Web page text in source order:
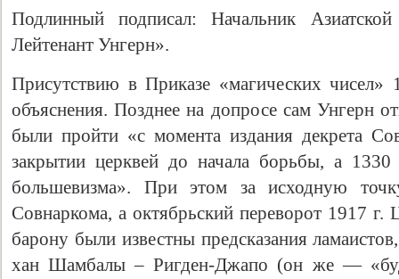
Подлинный подписал: Начальник
Лейтенант Унгерн».
Присутствию в Приказе «магических чисел»
объяснения. Позднее на допросе сам Унгерн
были пройти «с момента издания декрета
закрытии церквей до начала борьбы, а
большевизма». При этом за исходную
Совнаркома, а октябрьский переворот 1917 г.
барону были известны предсказания
хан Шамбалы – Ригден-Джапо (он же —